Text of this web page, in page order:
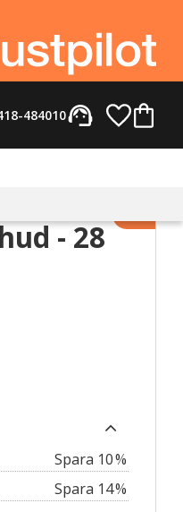
support_agent
484010
- 28
10%
14%
Lägg